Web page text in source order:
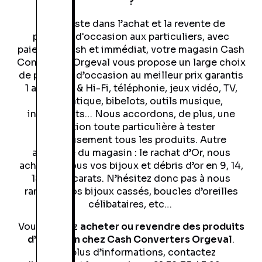
Spécialiste dans l’achat et la revente de
produits d'occasion aux particuliers, avec
paiement cash et immédiat, votre magasin Cash
Converters Orgeval vous propose un large choix
de produits d’occasion au meilleur prix garantis
1 an : Sono & Hi-Fi, téléphonie, jeux vidéo, TV,
informatique, bibelots, outils musique,
instruments… Nous accordons, de plus, une
attention toute particulière à tester
rigoureusement tous les produits. Autre
avantage du magasin : le rachat d’Or, nous
achetons tous vos bijoux et débris d’or en 9, 14,
18 ou 24 carats. N’hésitez donc pas à nous
ramener vos bijoux cassés, boucles d’oreilles
célibataires, etc…
Vous pouvez acheter ou revendre des produits
d’occasion chez Cash Converters Orgeval.
Pour plus d’informations, contactez